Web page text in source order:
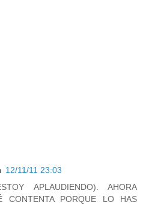
12/11/11 23:03
APLAUDIENDO). AHORA
CONTENTA PORQUE LO HAS